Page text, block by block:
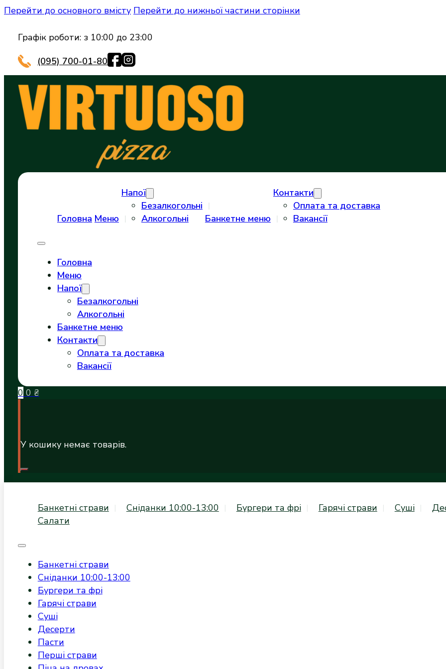
Перейти до основного вмісту Перейти до нижньої частини сторінки
Графік роботи: з 10:00 до 23:00
(095) 700-01-80
Головна Меню
Напої
Безалкогольні
Алкогольні
Банкетне меню
Контакти
Оплата та доставка
Вакансії
Головна
Меню
Напої
Безалкогольні
Алкогольні
Банкетне меню
Контакти
Оплата та доставка
Вакансії
0 0 ₴
У кошику немає товарів.
Банкетні страви Сніданки 10:00-13:00 Бургери та фрі Гарячі страви Суші
Салати
Банкетні страви
Сніданки 10:00-13:00
Бургери та фрі
Гарячі страви
Суші
Десерти
Пасти
Перші страви